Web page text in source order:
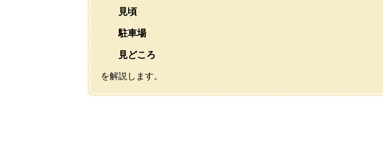
見頃
駐車場
見どころ
を解説します。